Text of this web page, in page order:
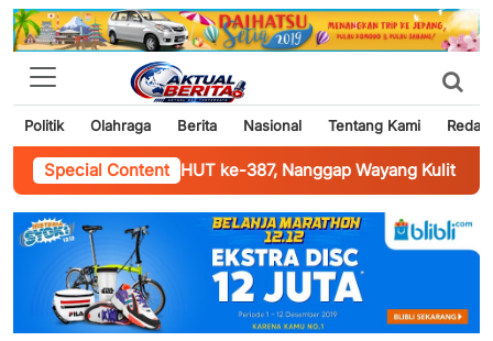
Politik Olahraga Berita Nasional Tentang Kami
Special Content
Bumi dan HUT ke-387, Nanggap Wayang Kulit Lakon